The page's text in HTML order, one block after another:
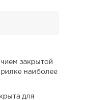
закрытой
наиболее
для